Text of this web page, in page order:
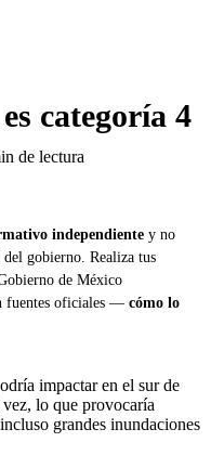
categoría 4
de lectura
independiente y no
gobierno. Realiza tus
de México
fuentes oficiales — cómo lo
impactar en el sur de
lo que provocaría
grandes inundaciones